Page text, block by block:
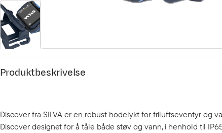
Produktbeskrivelse
Discover fra SILVA er en robust hodelykt for friluftseventyr og
Discover designet for å tåle både støv og vann, i henhold til